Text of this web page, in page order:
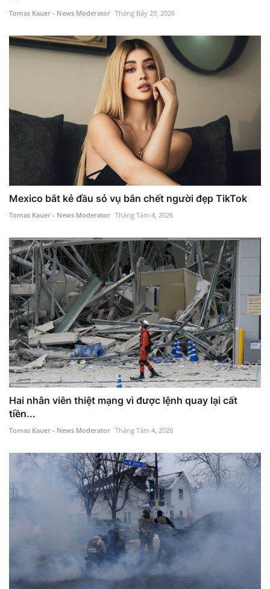
Tomas Kauer - News Moderator Tháng Bảy 29, 2026
Mexico bắt kẻ đầu sỏ vụ bắn chết người đẹp TikTok
Tomas Kauer - News Moderator Tháng Tám 4, 2026
Hai nhân viên thiệt mạng vì được lệnh quay lại cất
tiền...
Tomas Kauer - News Moderator Tháng Tám 4, 2026